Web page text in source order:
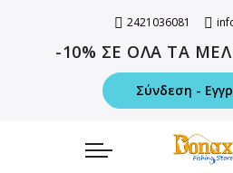
2421036081
-10% ΣΕ ΟΛΑ ΤΑ
Σύνδεση -